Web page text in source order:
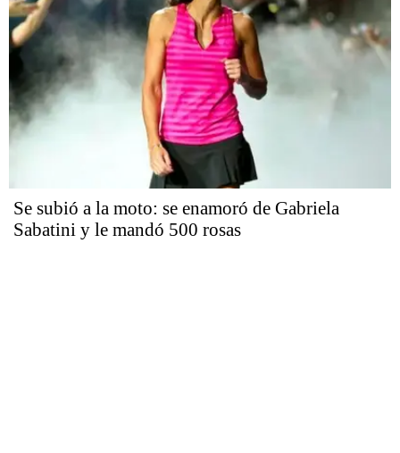
Se subió a la moto: se enamoró de Gabriela
Sabatini y le mandó 500 rosas